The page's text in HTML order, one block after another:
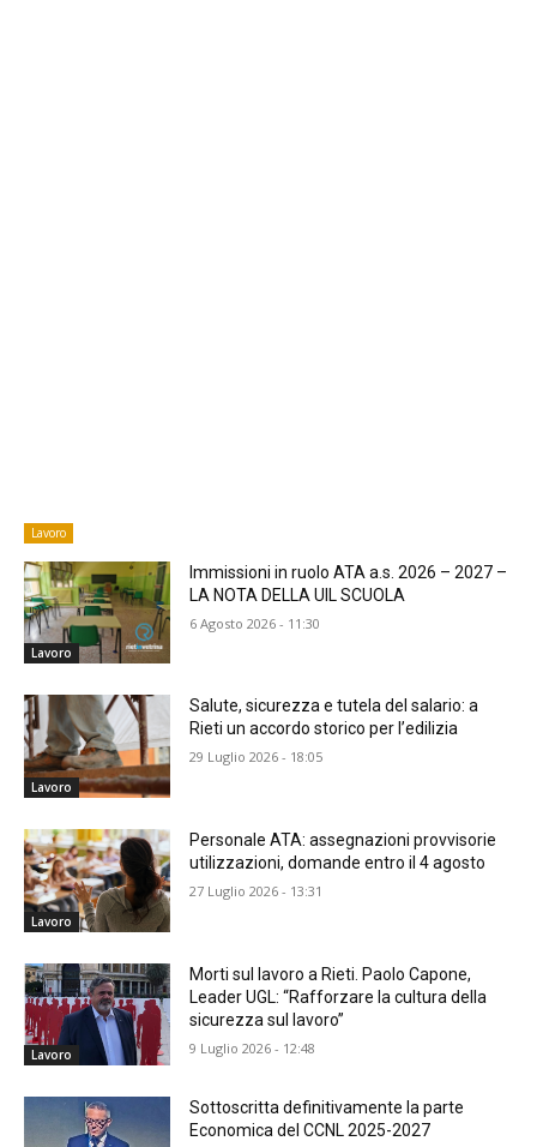
Lavoro
Lavoro
Immissioni in ruolo ATA a.s. 2026 – 2027 –
LA NOTA DELLA UIL SCUOLA
6 Agosto 2026 - 11:30
Lavoro
​Salute, sicurezza e tutela del salario: a
Rieti un accordo storico per l’edilizia
29 Luglio 2026 - 18:05
Lavoro
Personale ATA: assegnazioni provvisorie
utilizzazioni, domande entro il 4 agosto
27 Luglio 2026 - 13:31
Lavoro
Morti sul lavoro a Rieti. Paolo Capone,
Leader UGL: “Rafforzare la cultura della
sicurezza sul lavoro”
9 Luglio 2026 - 12:48
Sottoscritta definitivamente la parte
Economica del CCNL 2025-2027